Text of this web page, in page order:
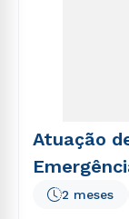
Atuação
2 meses